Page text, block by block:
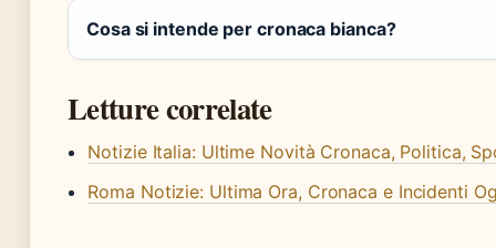
Cosa si intende per cronaca bianca?
Letture correlate
Notizie Italia: Ultime Novità Cronaca, Politica,
Roma Notizie: Ultima Ora, Cronaca e Incidenti